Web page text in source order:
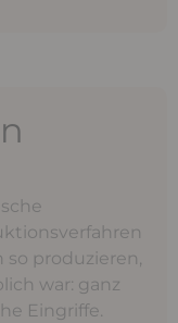
so produzieren,
war: ganz
Eingriffe.